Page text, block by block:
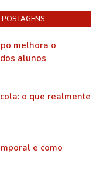
melhora o
alunos
o que realmente
e como